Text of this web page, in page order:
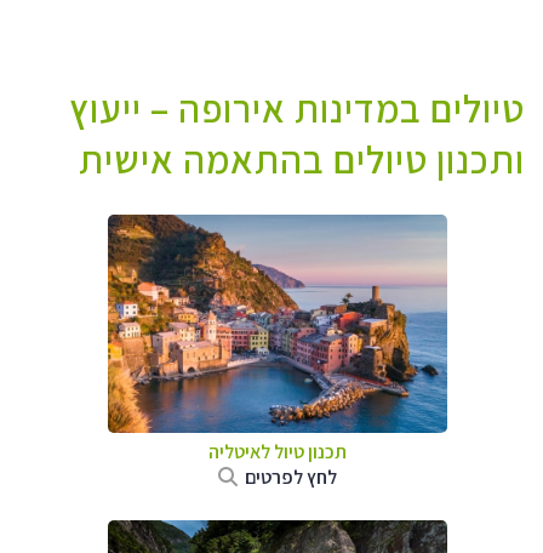
טיולים במדינות אירופה – ייעוץ
ותכנון טיולים בהתאמה אישית
תכנון טיול לאיטליה
לחץ לפרטים